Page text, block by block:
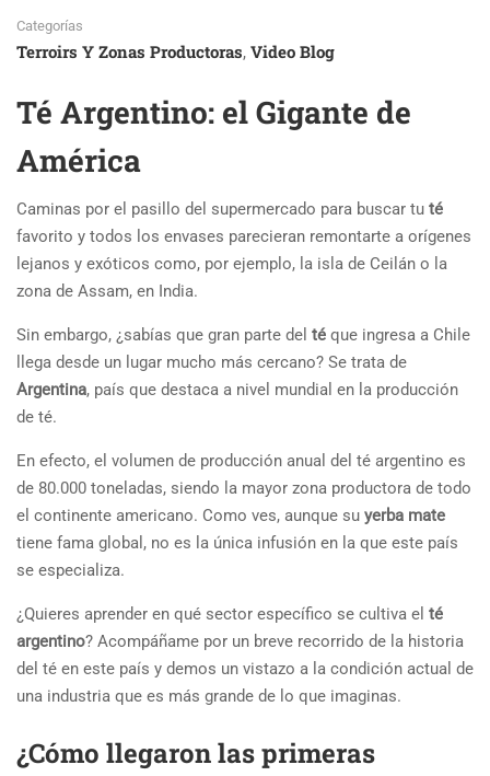
Categorías
Terroirs Y Zonas Productoras, Video Blog
Té Argentino: el Gigante de
América
Caminas por el pasillo del supermercado para buscar tu té
favorito y todos los envases parecieran remontarte a orígenes
lejanos y exóticos como, por ejemplo, la isla de Ceilán o la
zona de Assam, en India.
Sin embargo, ¿sabías que gran parte del té que ingresa a Chile
llega desde un lugar mucho más cercano? Se trata de
Argentina, país que destaca a nivel mundial en la producción
de té.
En efecto, el volumen de producción anual del té argentino es
de 80.000 toneladas, siendo la mayor zona productora de todo
el continente americano. Como ves, aunque su yerba mate
tiene fama global, no es la única infusión en la que este país
se especializa.
¿Quieres aprender en qué sector específico se cultiva el té
argentino? Acompáñame por un breve recorrido de la historia
del té en este país y demos un vistazo a la condición actual de
una industria que es más grande de lo que imaginas.
¿Cómo llegaron las primeras